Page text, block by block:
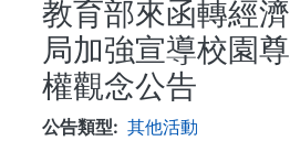
結
教育部來函轉經
局加強宣導校園
權觀念公告
公告類型
其他活動